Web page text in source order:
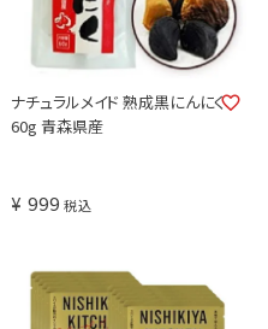
ナチュラルメイド 熟成黒にんにく
60g 青森県産
¥ 999 税込